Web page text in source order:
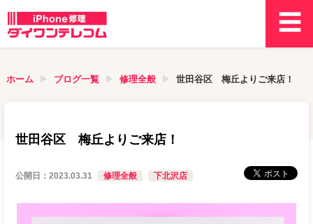
ホーム ブログ一覧 修理全般 世田谷区 梅丘よりご来店！
世田谷区 梅丘よりご来店！
公開日：2023.03.31 修理全般 下北沢店